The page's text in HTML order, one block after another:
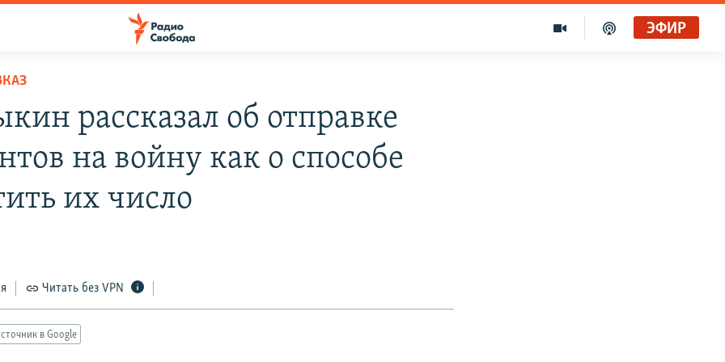
ЭФИР
рассказал об отправке
на войну как о способе
их число
Читать без VPN
в Google